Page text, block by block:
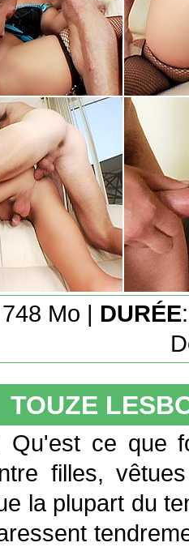
Mo | DURÉE
TOUZE
Qu'est ce que
filles,
la plupart du